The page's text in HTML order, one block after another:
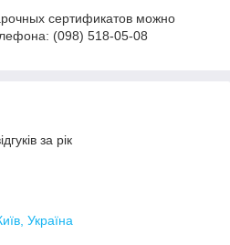
сертификатов можно
(098) 518-05-08
за рік
Україна